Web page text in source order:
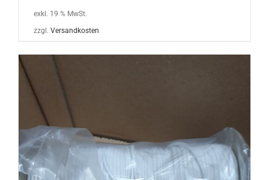
exkl. 19 % MwSt.
zzgl. Versandkosten